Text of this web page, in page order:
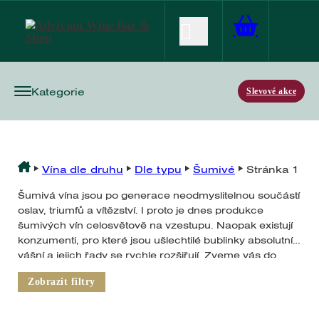
Kategorie Slevové akce
Vína dle druhu Dle typu Šumivé Stránka 1
Šumivá vína jsou po generace neodmyslitelnou součástí
oslav, triumfů a vítězství. I proto je dnes produkce
šumivých vín celosvětově na vzestupu. Naopak existují
konzumenti, pro které jsou ušlechtilé bublinky absolutní
vášní a jejich řady se rychle rozšiřují. Zveme vás do
světa bublin!
Zobrazit filtry